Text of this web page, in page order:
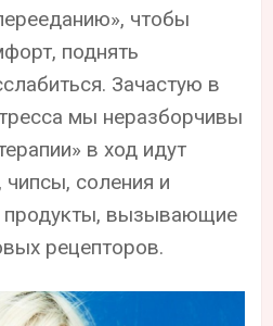
чтобы
поднять
Зачастую в
мы неразборчивы
в ход идут
соления и
продукты, вызывающие
рецепторов.